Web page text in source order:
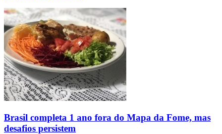
Brasil completa 1 ano fora do Mapa da Fome, mas
desafios persistem